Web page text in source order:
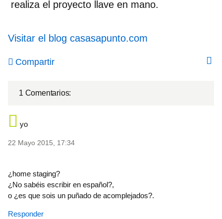
realiza el proyecto llave en mano.
Visitar el blog casasapunto.com
Compartir
1 Comentarios:
yo
22 Mayo 2015, 17:34
¿home staging?
¿No sabéis escribir en español?,
o ¿es que sois un puñado de acomplejados?.
Responder